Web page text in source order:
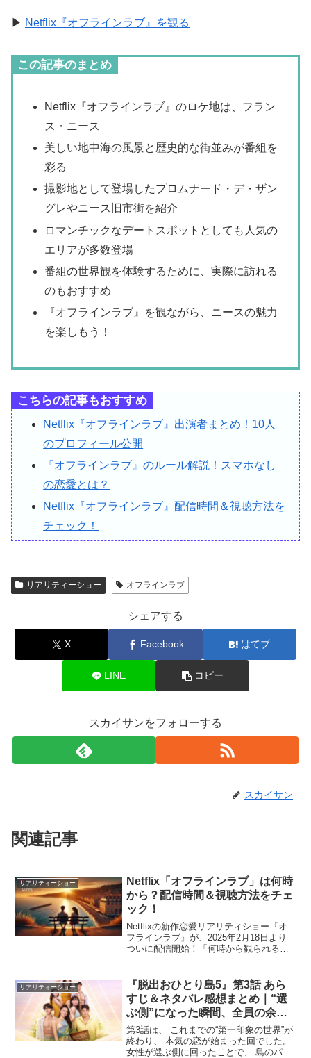
▶ Netflix『オフラインラブ』を観る
この記事のまとめ
Netflix『オフラインラブ』のロケ地は、フラン
ス・ニース
美しい地中海の風景と歴史的な街並みが番組を
彩る
撮影地として登場したプロムナード・デ・ザン
グレやニース旧市街を紹介
ロマンチックなデートスポットとしても人気の
エリアが多数登場
番組の世界観を体験するために、実際に訪れる
のもおすすめ
『オフラインラブ』を観ながら、ニースの魅力
を楽しもう！
こちらの記事もおすすめ
Netflix『オフラインラブ』出演者まとめ！10人
のプロフィール公開
『オフラインラブ』のルール解説！スマホなし
の恋愛とは？
Netflix『オフラインラブ』配信時間＆視聴方法を
チェック！
リアリティーショー オフラインラブ
シェアする
X Facebook はてブ
LINE コピー
スカイサンをフォローする
スカイサン
関連記事
リアリティーショー
Netflix「オフラインラブ」は何時
から？配信時間＆視聴方法をチェ
ック！
Netflixの新作恋愛リアリティショー『オ
フラインラブ』が、2025年2月18日より
ついに配信開始！「何時から観られる
視聴方法を詳しく解説します。今すぐ
『オフラインラ...
リアリティーショー
『脱出おひとり島5』第3話 あら
すじ＆ネタバレ感想まとめ｜“選
ぶ側”になった瞬間、全員の余裕
が消えた
第3話は、 これまでの“第一印象の世界”が
終わり、 本気の恋が始まった回でした。
女性が選ぶ側に回ったことで、 島のパワ